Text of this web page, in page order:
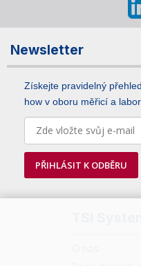
Newsletter
Získejte pravidelný
how v oboru měřicí a
PŘIHLÁSIT K ODBĚRU